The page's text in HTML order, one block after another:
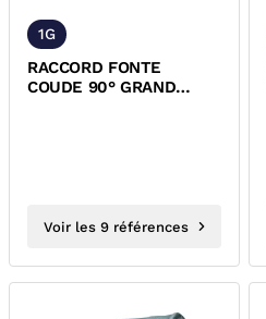
1G
RACCORD FONTE
COUDE 90° GRAND
Voir les 9 références